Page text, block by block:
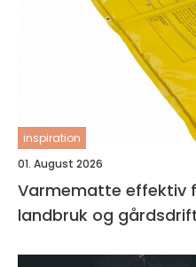
inspiration
01. August 2026
Varmematte effektiv frostbeskyttelse for
landbruk og